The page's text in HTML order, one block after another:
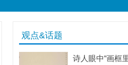
观点&话题